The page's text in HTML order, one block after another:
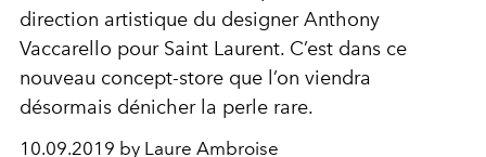
direction artistique du designer Anthony
Vaccarello pour Saint Laurent. C’est dans ce
nouveau concept-store que l’on viendra
désormais dénicher la perle rare.
10.09.2019 by Laure Ambroise